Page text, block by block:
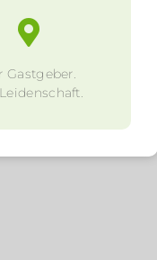
Gastgeber.